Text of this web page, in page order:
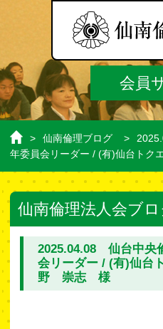
会員
ホ
> 仙南倫理ブログ >
年委員会リーダー / (有)仙台
仙南倫理法人会ブ
2025.04.08 仙台中央
会リーダー / (有)仙
野 崇志 様